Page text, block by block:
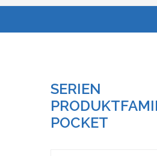
SERIEN
POCKET